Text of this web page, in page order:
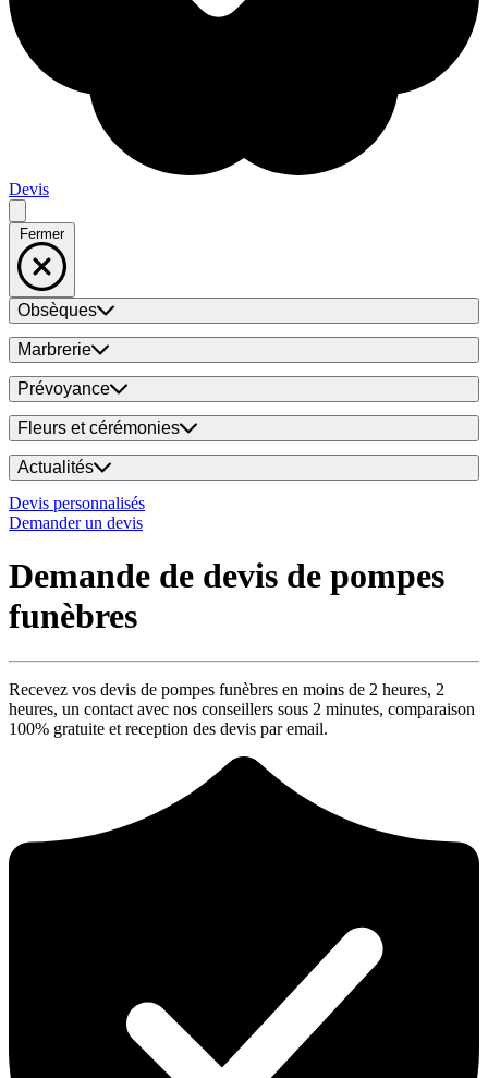
Devis
Fermer
Obsèques
Marbrerie
Prévoyance
Fleurs et cérémonies
Actualités
Devis personnalisés
Demander un devis
Demande de devis de pompes
funèbres
Recevez vos devis de pompes funèbres en moins de 2 heures, 2
heures, un contact avec nos conseillers sous 2 minutes, comparaison
100% gratuite et reception des devis par email.